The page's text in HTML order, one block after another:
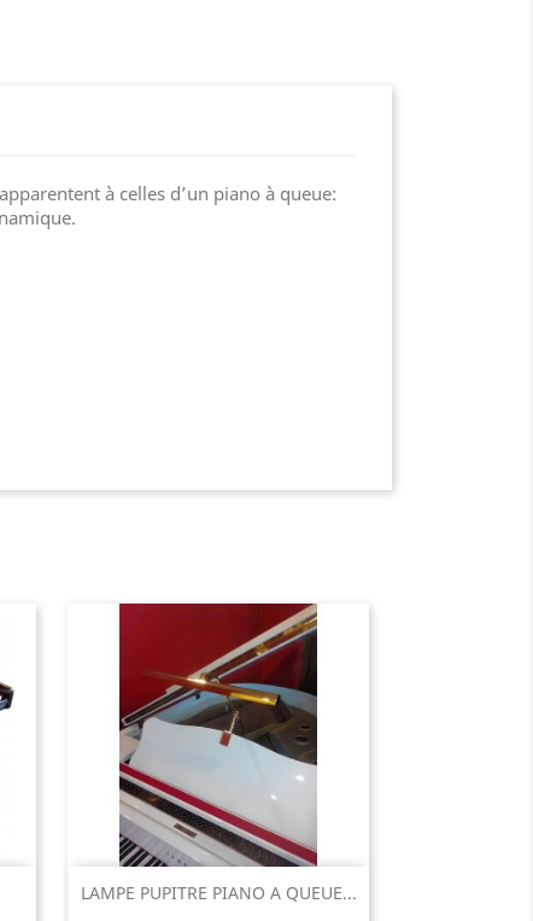
à celles d’un piano à queue:
LAMPE PUPITRE PIANO A QUEUE...
Aperçu rapide